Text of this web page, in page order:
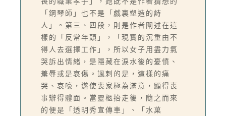
「鋼琴師」也不是「戯裏塑造的詩
人」。第三、四段，則是作者闡述在這
樣的「反常年頭」，「現實的沉重由不
得人去選擇工作」，所以女子用盡力氣
哭訴出情緒，是隱藏在淚水後的憂憤、
羞辱或是哀傷。諷刺的是，這樣的痛
哭、哀嚎，遂使喪家極為滿意，顯得喪
事辦得體面。當靈柩抬走後，隨之而來
的便是「透明秀宣傳車」、「水菓